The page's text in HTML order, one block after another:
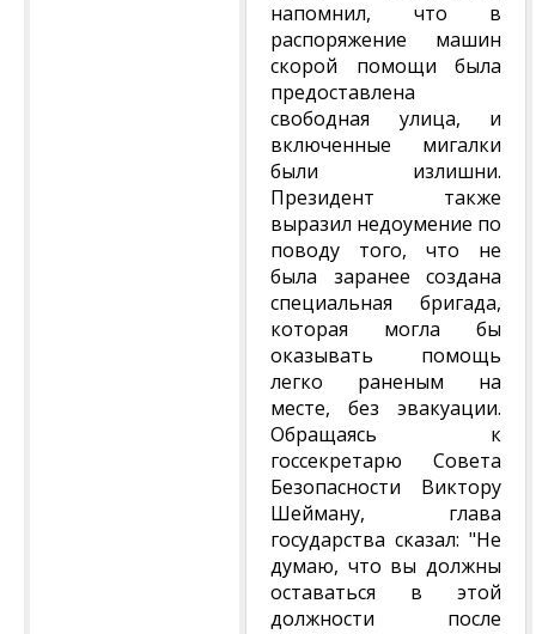
напомнил, что в
распоряжение машин
скорой помощи была
предоставлена
свободная улица, и
включенные мигалки
были излишни.
Президент также
выразил недоумение по
поводу того, что не
была заранее создана
специальная бригада,
которая могла бы
оказывать помощь
легко раненым на
месте, без эвакуации.
Обращаясь к
госсекретарю Совета
Безопасности Виктору
Шейману, глава
государства сказал: "Не
думаю, что вы должны
оставаться в этой
должности после